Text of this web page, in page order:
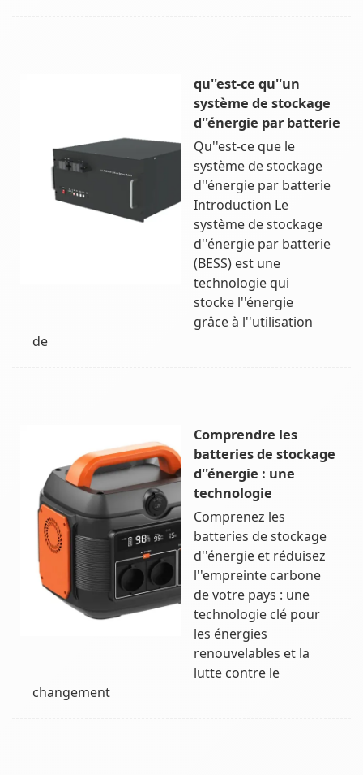
qu''est-ce qu''un
système de stockage
d''énergie par batterie
Qu''est-ce que le
système de stockage
d''énergie par batterie
Introduction Le
système de stockage
d''énergie par batterie
(BESS) est une
technologie qui
stocke l''énergie
grâce à l''utilisation
de
Comprendre les
batteries de stockage
d''énergie : une
technologie
Comprenez les
batteries de stockage
d''énergie et réduisez
l''empreinte carbone
de votre pays : une
technologie clé pour
les énergies
renouvelables et la
lutte contre le
changement